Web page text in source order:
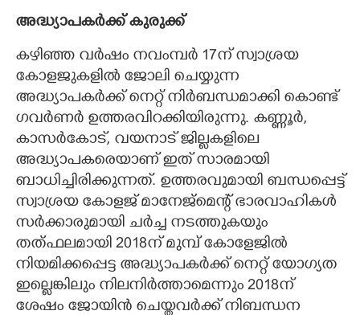
അദ്ധ്യാപകർക്ക് കുരുക്ക്
കഴിഞ്ഞ വർഷം നവംമ്പർ 17ന് സ്വാശ്രയ
കോളജുകളിൽ ജോലി ചെയ്യുന്ന
അദ്ധ്യാപകർക്ക് നെറ്റ് നിർബന്ധമാക്കി കൊണ്ട്
ഗവർണർ ഉത്തരവിറക്കിയിരുന്നു. കണ്ണൂർ,
കാസർകോട്, വയനാട് ജില്ലകളിലെ
അദ്ധ്യാപകരെയാണ് ഇത് സാരമായി
ബാധിച്ചിരിക്കുന്നത്. ഉത്തരവുമായി ബന്ധപ്പെട്ട്
സ്വാശ്രയ കോളജ് മാനേജ്മെന്റ് ഭാരവാഹികൾ
സർക്കാരുമായി ചർച്ച നടത്തുകയും
തത്ഫലമായി 2018ന് മുമ്പ് കോളേജിൽ
നിയമിക്കപ്പെട്ട അദ്ധ്യാപകർക്ക് നെറ്റ് യോഗ്യത
ഇല്ലെങ്കിലും നിലനിർത്താമെന്നും 2018ന്
ശേഷം ജോയിൻ ചെയ്തവർക്ക് നിബന്ധന